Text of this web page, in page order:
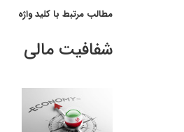
مطالب مرتبط با کلید واژه
شفافیت مالی